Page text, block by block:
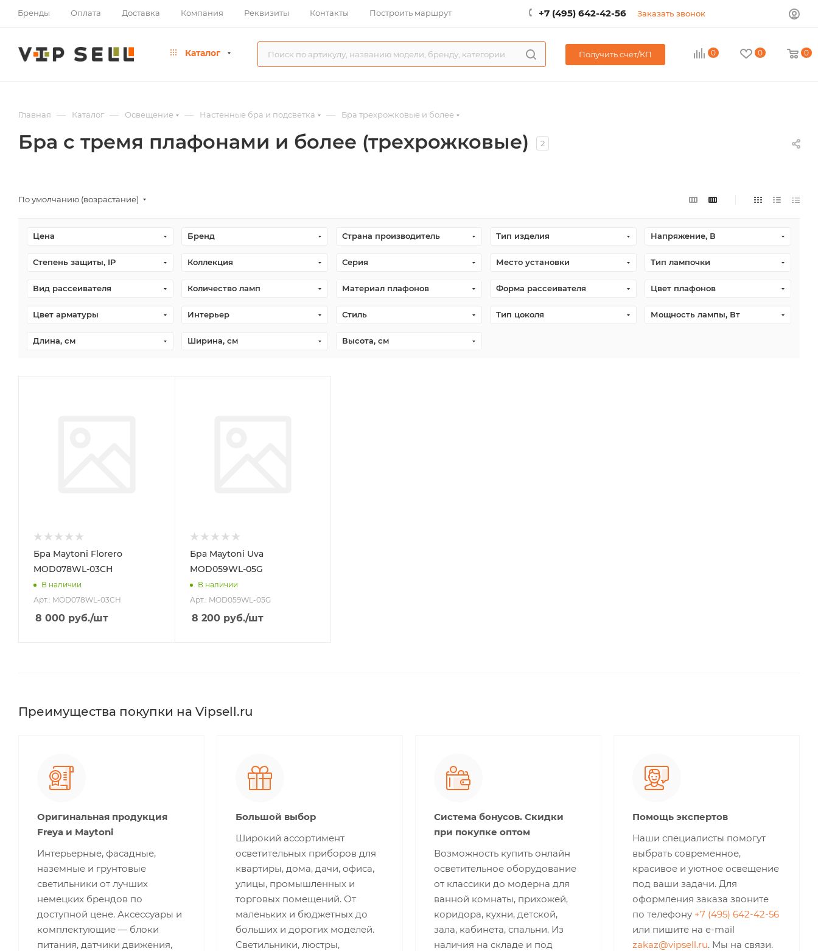
Бренды Оплата Доставка Компания Реквизиты Контакты Построить маршрут +7 (495) 642-42-56 Заказать звонок
Каталог Получить счет/КП 0 0 0
Главная — Каталог — Освещение — Настенные бра и подсветка — Бра трехрожковые и более
Бра с тремя плафонами и более (трехрожковые) 2
По умолчанию (возрастание)
Цена Бренд Страна производитель Тип изделия Напряжение, В
Степень защиты, IP Коллекция Серия Место установки Тип лампочки
Вид рассеивателя Количество ламп Материал плафонов Форма рассеивателя Цвет плафонов
Цвет арматуры Интерьер Стиль Тип цоколя Мощность лампы, Вт
Длина, см Ширина, см Высота, см
Бра Maytoni Florero
MOD078WL-03CH
В наличии
Арт.: MOD078WL-03CH
8 000 руб./шт
Бра Maytoni Uva
MOD059WL-05G
В наличии
Арт.: MOD059WL-05G
8 200руб./шт
Преимущества покупки на Vipsell.ru
Оригинальная продукция
Freya и Maytoni
Интерьерные, фасадные,
наземные и грунтовые
светильники от лучших
немецких брендов по
доступной цене. Аксессуары и
комплектующие — блоки
питания, датчики движения,
Большой выбор
Широкий ассортимент
осветительных приборов для
квартиры, дома, дачи, офиса,
улицы, промышленных и
торговых помещений. От
маленьких и бюджетных до
больших и дорогих моделей.
Светильники, люстры,
Система бонусов. Скидки
при покупке оптом
Возможность купить онлайн
осветительное оборудование
от классики до модерна для
ванной комнаты, прихожей,
коридора, кухни, детской,
зала, кабинета, спальни. Из
наличия на складе и под
Помощь экспертов
Наши специалисты помогут
выбрать современное,
красивое и уютное освещение
под ваши задачи. Для
оформления заказа звоните
по телефону +7 (495) 642-42-56
или пишите на e-mail
zakaz@vipsell.ru. Мы на связи.